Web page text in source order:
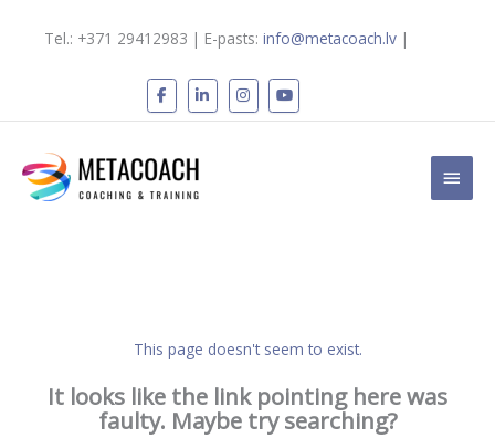
Tel.: +371 29412983 | E-pasts: info@metacoach.lv|
Main
This page doesn't seem to exist.
It looks like the link pointing here was
faulty. Maybe try searching?